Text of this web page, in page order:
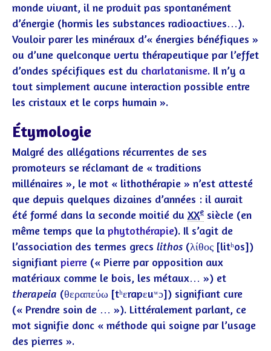
monde vivant, il ne produit pas spontanément
d’énergie (hormis les substances radioactives…).
Vouloir parer les minéraux d’« énergies bénéfiques »
ou d’une quelconque vertu thérapeutique par l’effet
d’ondes spécifiques est du charlatanisme. Il n’y a
tout simplement aucune interaction possible entre
les cristaux et le corps humain ».
Étymologie
Malgré des allégations récurrentes de ses
promoteurs se réclamant de « traditions
millénaires », le mot « lithothérapie » n’est attesté
que depuis quelques dizaines d’années : il aurait
été formé dans la seconde moitié du XXe siècle (en
même temps que la phytothérapie). Il s’agit de
l’association des termes grecs lithos (λίθος [litʰos])
signifiant pierre (« Pierre par opposition aux
matériaux comme le bois, les métaux… ») et
therapeia (θεραπεύω [tʰɛrapɛuʷɔ]) signifiant cure
(« Prendre soin de … »). Littéralement parlant, ce
mot signifie donc « méthode qui soigne par l’usage
des pierres ».